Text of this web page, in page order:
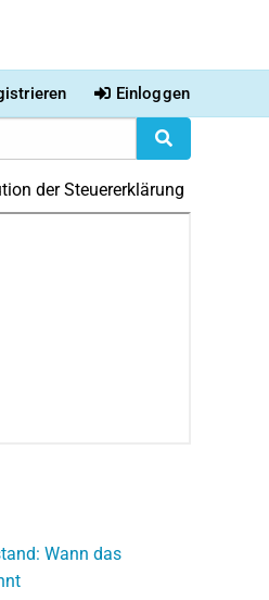
Einloggen
der Steuererklärung
Wann das